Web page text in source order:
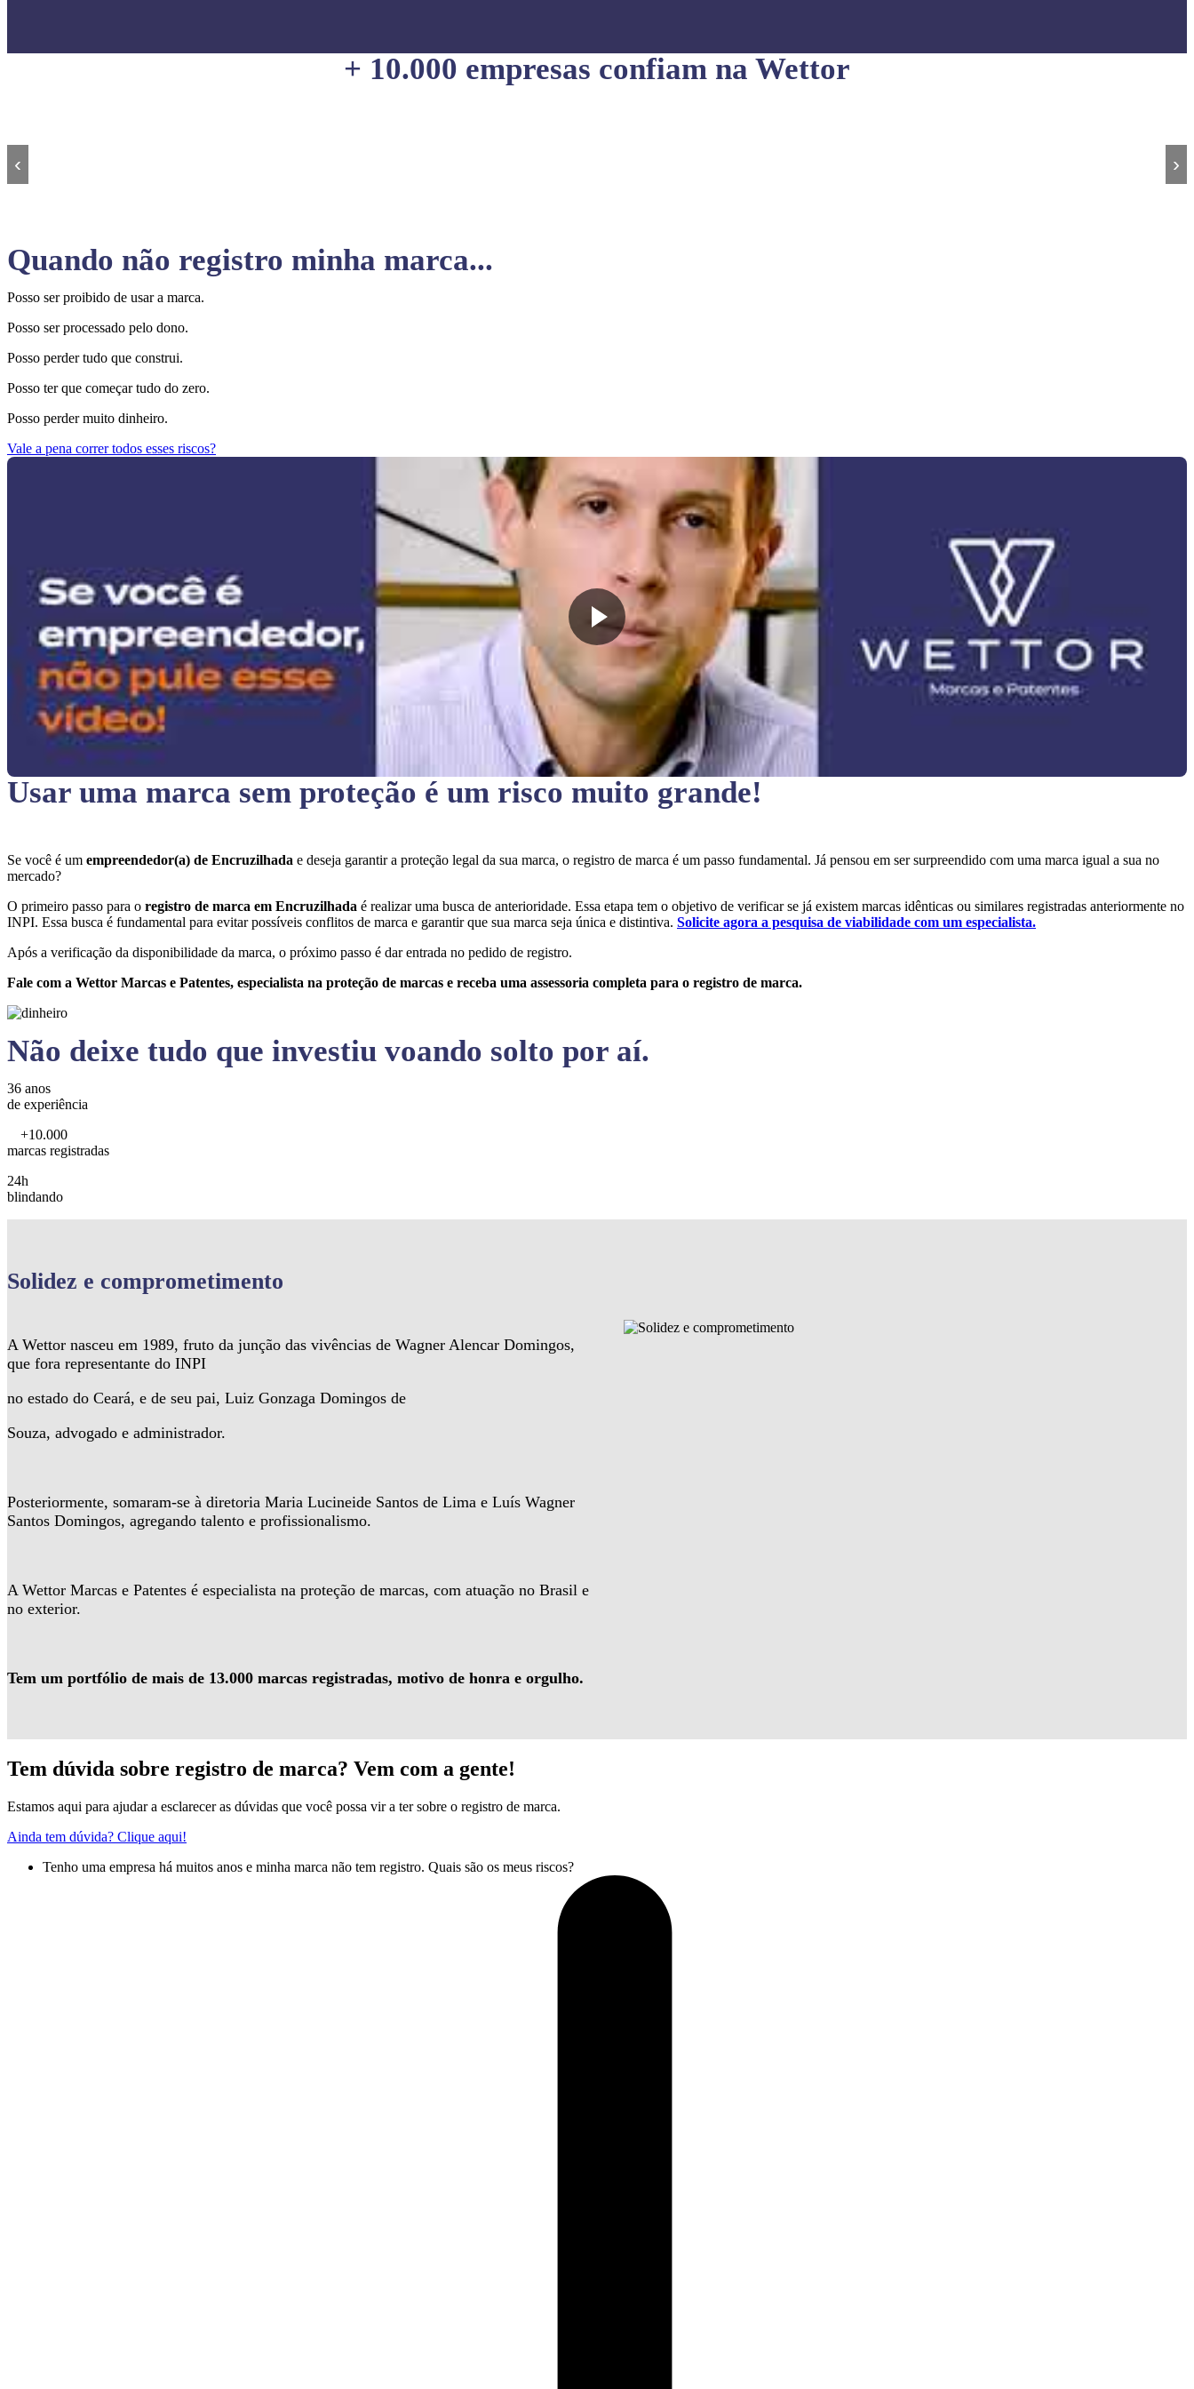
+ 10.000 empresas confiam na Wettor
‹ ›
Quando não registro minha marca...
Posso ser proibido de usar a marca.
Posso ser processado pelo dono.
Posso perder tudo que construi.
Posso ter que começar tudo do zero.
Posso perder muito dinheiro.
Vale a pena correr todos esses riscos?
Usar uma marca sem proteção é um risco muito grande!
Se você é um empreendedor(a) de Encruzilhada e deseja garantir a proteção legal da sua marca, o registro de marca é um passo fundamental. Já pensou em ser surpreendido com uma marca igual a sua no
mercado?
O primeiro passo para o registro de marca em Encruzilhada é realizar uma busca de anterioridade. Essa etapa tem o objetivo de verificar se já existem marcas idênticas ou similares registradas anteriormente no
INPI. Essa busca é fundamental para evitar possíveis conflitos de marca e garantir que sua marca seja única e distintiva. Solicite agora a pesquisa de viabilidade com um especialista.
Após a verificação da disponibilidade da marca, o próximo passo é dar entrada no pedido de registro.
Fale com a Wettor Marcas e Patentes, especialista na proteção de marcas e receba uma assessoria completa para o registro de marca.
Não deixe tudo que investiu voando solto por aí.
36 anos
de experiência
+10.000
marcas registradas
24h
blindando
Solidez e comprometimento
A Wettor nasceu em 1989, fruto da junção das vivências de Wagner Alencar Domingos,
que fora representante do INPI
no estado do Ceará, e de seu pai, Luiz Gonzaga Domingos de
Souza, advogado e administrador.
Posteriormente, somaram-se à diretoria Maria Lucineide Santos de Lima e Luís Wagner
Santos Domingos, agregando talento e profissionalismo.
A Wettor Marcas e Patentes é especialista na proteção de marcas, com atuação no Brasil e
no exterior.
Tem um portfólio de mais de 13.000 marcas registradas, motivo de honra e orgulho.
Tem dúvida sobre registro de marca? Vem com a gente!
Estamos aqui para ajudar a esclarecer as dúvidas que você possa vir a ter sobre o registro de marca.
Ainda tem dúvida? Clique aqui!
Tenho uma empresa há muitos anos e minha marca não tem registro. Quais são os meus riscos?